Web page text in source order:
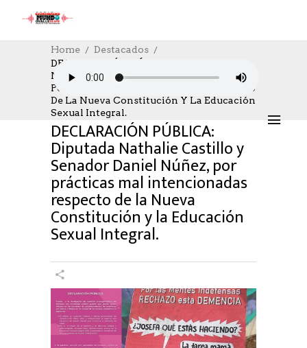
Home
Destacados
DECLARACIÓN PÚBLICA: Diputada
Nathalie Castillo Y Senador Daniel Núñez,
Por Prácticas Mal Intencionadas Respecto
De La Nueva Constitución Y La Educación
Sexual Integral.
DESTACADOS NOTICIAS,SOCIAL
10/08/2022
1378 SEEN
0 COMMENTS
DECLARACIÓN PÚBLICA:
Diputada Nathalie Castillo y
Senador Daniel Núñez, por
prácticas mal intencionadas
respecto de la Nueva
Constitución y la Educación
Sexual Integral.